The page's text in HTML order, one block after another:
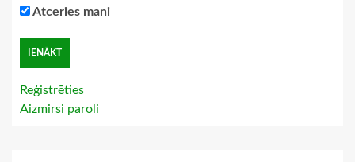
Atceries mani
Reģistrēties
Aizmirsi paroli